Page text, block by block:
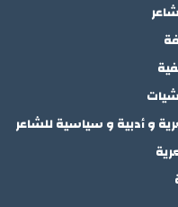
و أدبية و سياسية للشاعر